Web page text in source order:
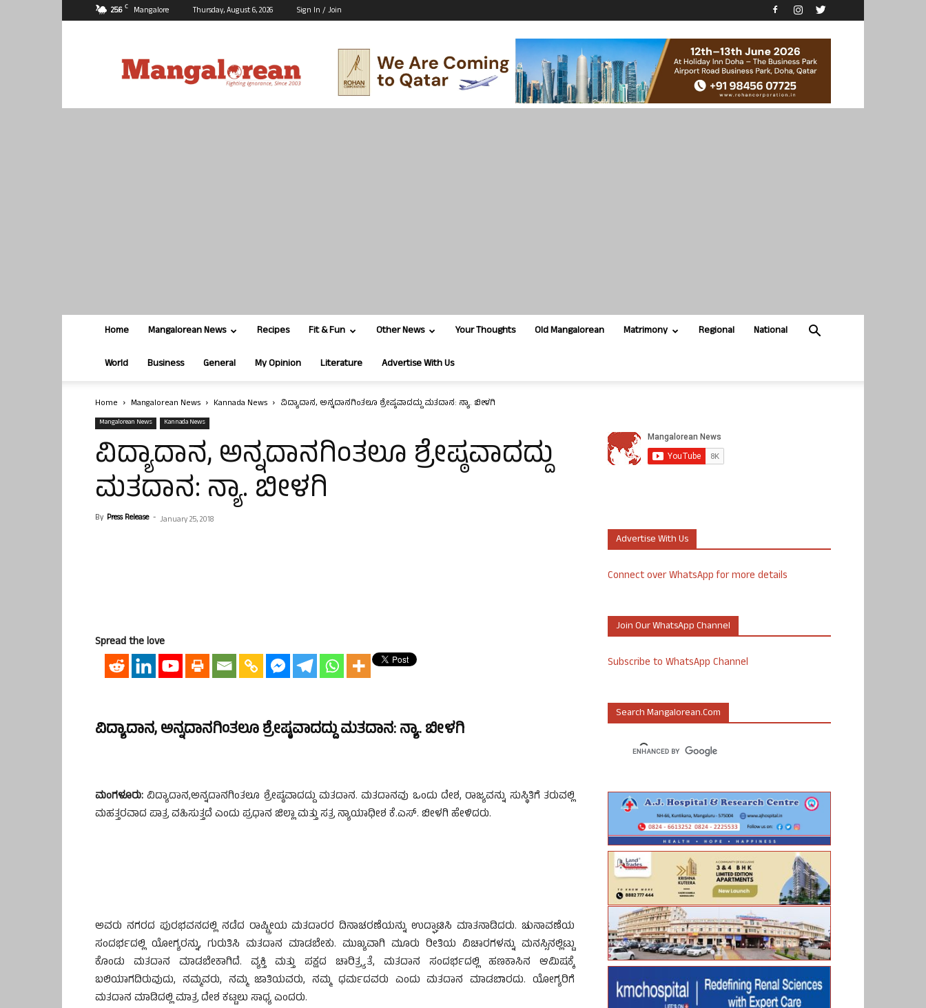
25.6 C Mangalore Thursday, August 6, 2026 Sign In / Join
Home Mangalorean News Recipes Fit & Fun Other News Your Thoughts Old Mangalorean Matrimony Regional National
World Business General My Opinion Literature Advertise With Us
Home Mangalorean News Kannada News ವಿದ್ಯಾದಾನ, ಅನ್ನದಾನಗಿಂತಲೂ ಶ್ರೇಷ್ಠವಾದದ್ದು ಮತದಾನ: ನ್ಯಾ. ಬೀಳಗಿ
Mangalorean News Kannada News
ವಿದ್ಯಾದಾನ, ಅನ್ನದಾನಗಿಂತಲೂ ಶ್ರೇಷ್ಠವಾದದ್ದು
ಮತದಾನ: ನ್ಯಾ. ಬೀಳಗಿ
By Press Release - January 25, 2018
Spread the love
ವಿದ್ಯಾದಾನ, ಅನ್ನದಾನಗಿಂತಲೂ ಶ್ರೇಷ್ಠವಾದದ್ದು ಮತದಾನ: ನ್ಯಾ. ಬೀಳಗಿ
ಮಂಗಳೂರು: ವಿದ್ಯಾದಾನ,ಅನ್ನದಾನಗಿಂತಲೂ ಶ್ರೇಷ್ಠವಾದದ್ದು ಮತದಾನ. ಮತದಾನವು ಒಂದು ದೇಶ, ರಾಜ್ಯವನ್ನು ಸುಸ್ಥಿತಿಗೆ ತರುವಲ್ಲಿ
ಮಹತ್ತರವಾದ ಪಾತ್ರ ವಹಿಸುತ್ತದೆ ಎಂದು ಪ್ರಧಾನ ಜಿಲ್ಲಾ ಮತ್ತು ಸತ್ರ ನ್ಯಾಯಾಧೀಶ ಕೆ.ಎಸ್. ಬೀಳಗಿ ಹೇಳಿದರು.
ಅವರು ನಗರದ ಪುರಭವನದಲ್ಲಿ ನಡೆದ ರಾಷ್ಟ್ರೀಯ ಮತದಾರರ ದಿನಾಚರಣೆಯನ್ನು ಉದ್ಘಾಟಿಸಿ ಮಾತನಾಡಿದರು. ಚುನಾವಣೆಯ
ಸಂದರ್ಭದಲ್ಲಿ ಯೋಗ್ಯರನ್ನು, ಗುರುತಿಸಿ ಮತದಾನ ಮಾಡಬೇಕು. ಮುಖ್ಯವಾಗಿ ಮೂರು ರೀತಿಯ ವಿಚಾರಗಳನ್ನು ಮನಸ್ಸಿನಲ್ಲಿಟ್ಟು
ಕೊಂಡು ಮತದಾನ ಮಾಡಬೇಕಾಗಿದೆ. ವ್ಯಕ್ತಿ ಮತ್ತು ಪಕ್ಷದ ಚಾರಿತ್ರ್ಯತೆ, ಮತದಾನ ಸಂದರ್ಭದಲ್ಲಿ ಹಣಕಾಸಿನ ಆಮಿಷಕ್ಕೆ
ಬಲಿಯಾಗದಿರುವುದು, ನಮ್ಮವರು, ನಮ್ಮ ಜಾತಿಯವರು, ನಮ್ಮ ಧರ್ಮದವರು ಎಂದು ಮತದಾನ ಮಾಡಬಾರದು. ಯೋಗ್ಯರಿಗೆ
ಮತದಾನ ಮಾಡಿದಲ್ಲಿ ಮಾತ್ರ ದೇಶ ಕಟ್ಟಲು ಸಾಧ್ಯ ಎಂದರು.
Advertise With Us
Connect over WhatsApp for more details
Join Our WhatsApp Channel
Subscribe to WhatsApp Channel
Search Mangalorean.com